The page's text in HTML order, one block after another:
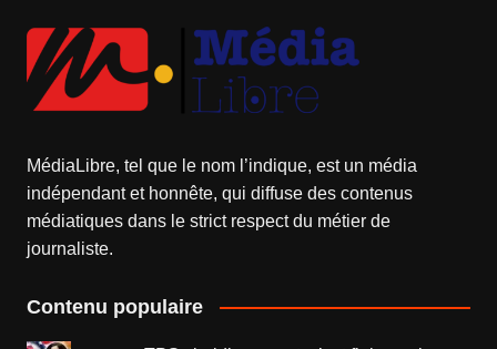
MédiaLibre, tel que le nom l’indique, est un média
indépendant et honnête, qui diffuse des contenus
médiatiques dans le strict respect du métier de
journaliste.
Contenu populaire